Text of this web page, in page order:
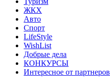
ЖКХ
Авто
Спорт
LifeStyle
WishList
Добрые дела
КОНКУРСЫ
Интересное от партнеров